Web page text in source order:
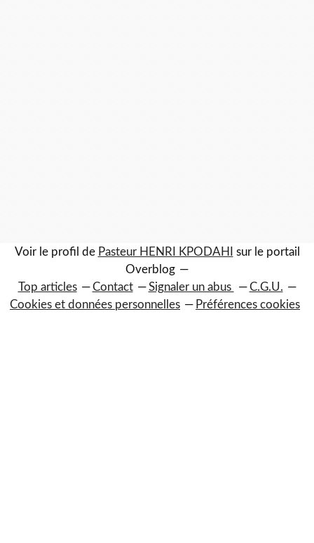
Voir le profil de Pasteur HENRI KPODAHI
sur le portail
Overblog
Top articles
Contact Signaler un abus
C.G.U.
Cookies et données personnelles
Préférences cookies